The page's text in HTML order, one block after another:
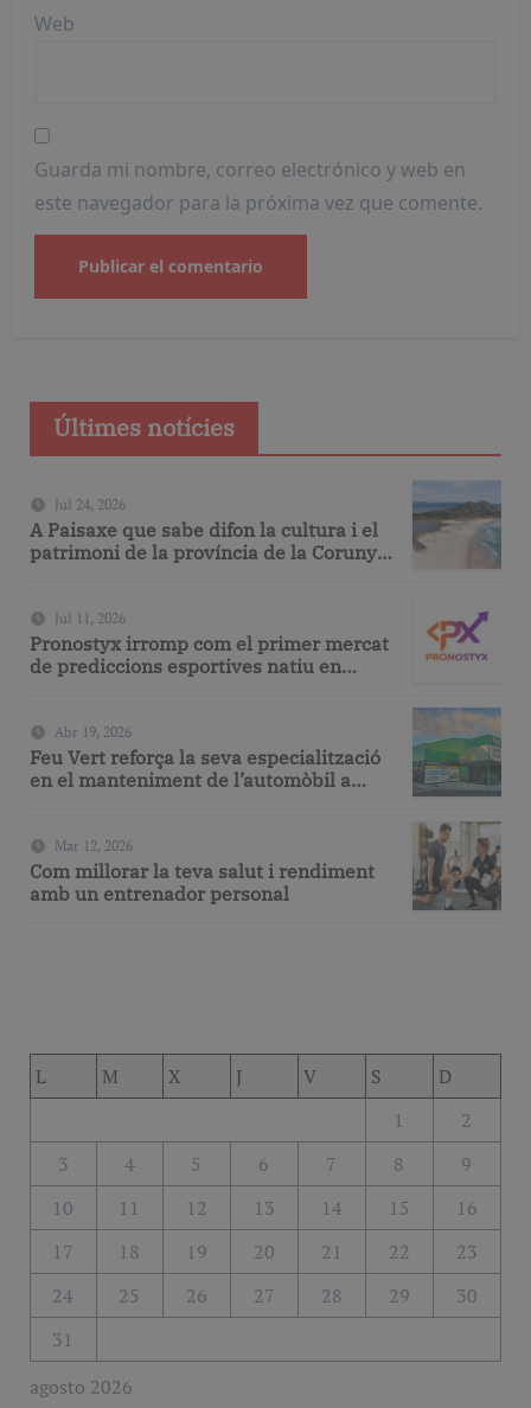
Web
Guarda mi nombre, correo electrónico y web en
este navegador para la próxima vez que comente.
Últimes notícies
Jul 24, 2026
A Paisaxe que sabe difon la cultura i el
patrimoni de la província de la Corunya
Jul 11, 2026
Pronostyx irromp com el primer mercat
de prediccions esportives natiu en
Abr 19, 2026
Feu Vert reforça la seva especialització
en el manteniment de l’automòbil a
Mar 12, 2026
Com millorar la teva salut i rendiment
amb un entrenador personal
agosto 2026
L M X J V S
D
1
2
3
4 5 6 7 8
9
10
11 12 13 14 15
16
17
18 19 20 21 22
23
24
25 26 27 28 29
30
31